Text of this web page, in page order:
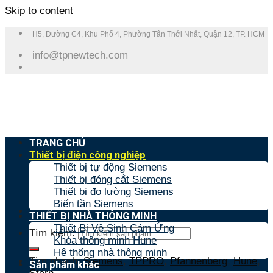
Skip to content
H5, Đường C4, Khu Phố 4, Phường Tân Thới Nhất, Quận 12, TP. HCM
info@tpnewtech.com
Tìm kiếm:
Tìm nhanh:Siemens,TPPRO,Pfannenberg,Hune,
TRANG CHỦ
Thiết bị điện công nghiệp
Thiết bị tự động Siemens
Thiết bị đóng cắt Siemens
Thiết bị đo lường Siemens
Biến tần Siemens
THIẾT BỊ NHÀ THÔNG MINH
Thiết Bị Vệ Sinh Cảm Ứng
Khóa thông minh Hune
Hệ thống nhà thông minh
Sản phẩm khác